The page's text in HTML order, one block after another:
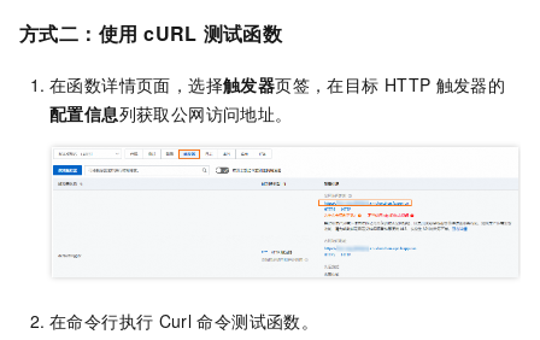
方式二：使用 cURL 测试函数
在函数详情页面，选择触发器页签，在目标 HTTP 触发器的
配置信息列获取公网访问地址。
在命令行执行 Curl 命令测试函数。